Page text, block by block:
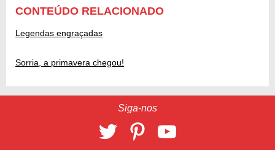
CONTEÚDO RELACIONADO
Legendas engraçadas
Sorria, a primavera chegou!
Siga-nos